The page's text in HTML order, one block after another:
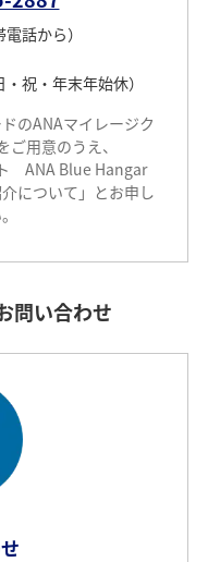
電話から）
祝・年末年始休）
のANAマイレージク
用意のうえ、
ANA Blue Hangar
について」とお申し
問い合わせ